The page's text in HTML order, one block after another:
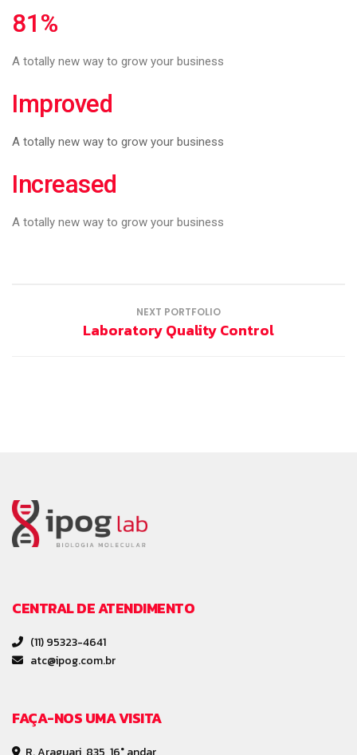
81%
A totally new way to grow your business
Improved
A totally new way to grow your business
Increased
A totally new way to grow your business
NEXT PORTFOLIO
Laboratory Quality Control
CENTRAL DE ATENDIMENTO
(11) 95323-4641
atc@ipog.com.br
FAÇA-NOS UMA VISITA